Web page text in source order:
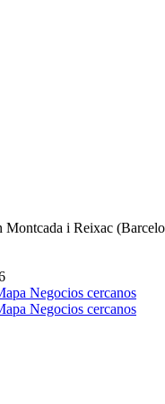
Montcada i Reixac
Negocios cercanos
Negocios cercanos